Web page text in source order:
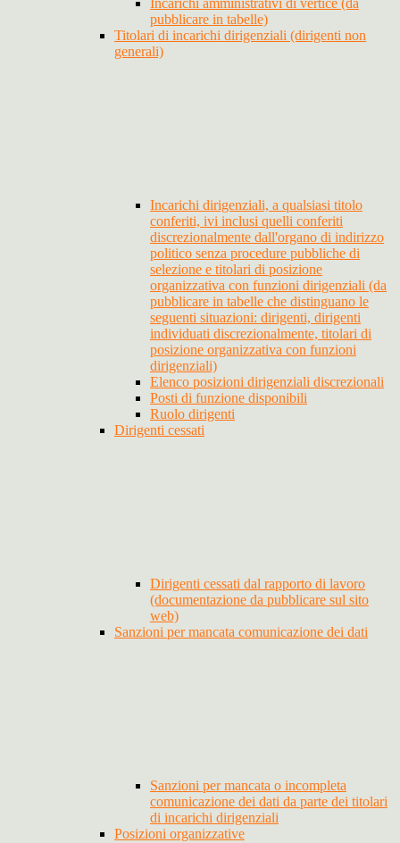
Incarichi amministrativi di vertice (da
pubblicare in tabelle)
Titolari di incarichi dirigenziali (dirigenti non
generali)
Incarichi dirigenziali, a qualsiasi titolo
conferiti, ivi inclusi quelli conferiti
discrezionalmente dall'organo di indirizzo
politico senza procedure pubbliche di
selezione e titolari di posizione
organizzativa con funzioni dirigenziali (da
pubblicare in tabelle che distinguano le
seguenti situazioni: dirigenti, dirigenti
individuati discrezionalmente, titolari di
posizione organizzativa con funzioni
dirigenziali)
Elenco posizioni dirigenziali discrezionali
Posti di funzione disponibili
Ruolo dirigenti
Dirigenti cessati
Dirigenti cessati dal rapporto di lavoro
(documentazione da pubblicare sul sito
web)
Sanzioni per mancata comunicazione dei dati
Sanzioni per mancata o incompleta
comunicazione dei dati da parte dei titolari
di incarichi dirigenziali
Posizioni organizzative